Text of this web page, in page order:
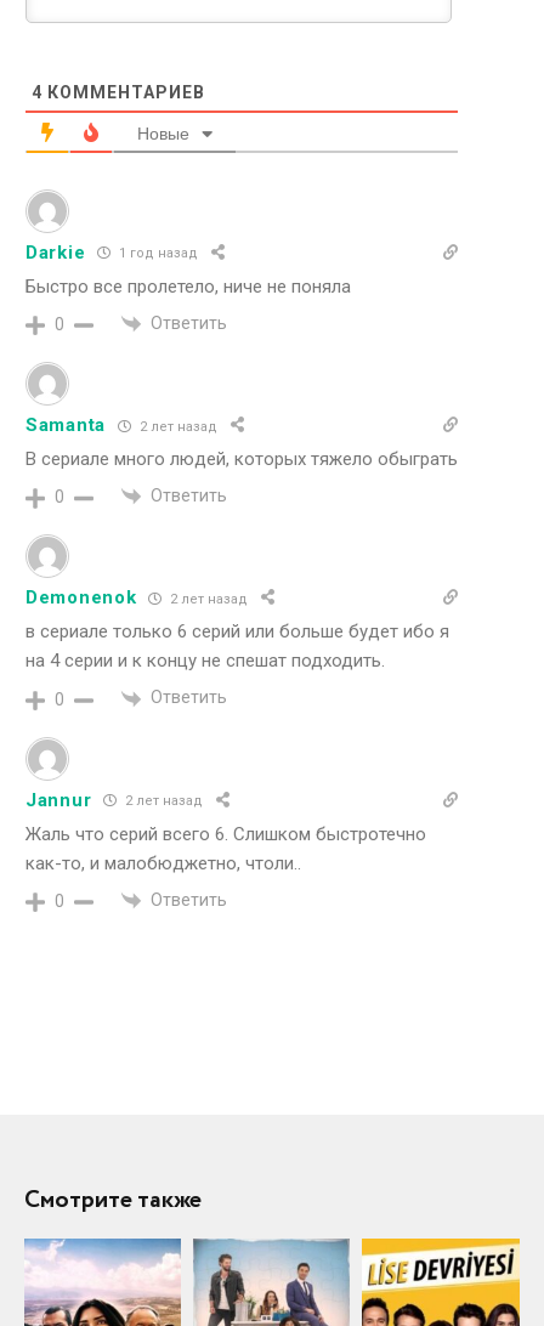
4 КОММЕНТАРИЕВ
Новые
Darkie 1 год назад
Быстро все пролетело, ниче не поняла
0 Ответить
Samanta 2 лет назад
В сериале много людей, которых тяжело обыграть
0 Ответить
Demonenok 2 лет назад
в сериале только 6 серий или больше будет ибо я
на 4 серии и к концу не спешат подходить.
0 Ответить
Jannur 2 лет назад
Жаль что серий всего 6. Слишком быстротечно
как-то, и малобюджетно, чтоли..
0 Ответить
Смотрите также